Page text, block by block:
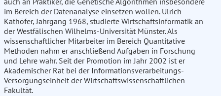
im Bereich der Datenanalyse einsetzen wollen. Ulrich
Kathöfer, Jahrgang 1968, studierte Wirtschaftsinformatik an
der Westfälischen Wilhelms-Universität Münster. Als
wissenschaftlicher Mitarbeiter im Bereich Quantitative
Methoden nahm er anschließend Aufgaben in Forschung
und Lehre wahr. Seit der Promotion im Jahr 2002 ist er
Akademischer Rat bei der Informationsverarbeitungs-
Versorgungseinheit der Wirtschaftswissenschaftlichen
Fakultät.